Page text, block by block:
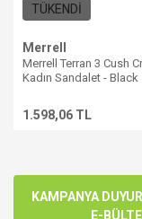
TÜKENDİ
Merrell
Merrell Terran 3 Cush
Kadın Sandalet - Black
1.598,06 TL
KAMPANYA
E-